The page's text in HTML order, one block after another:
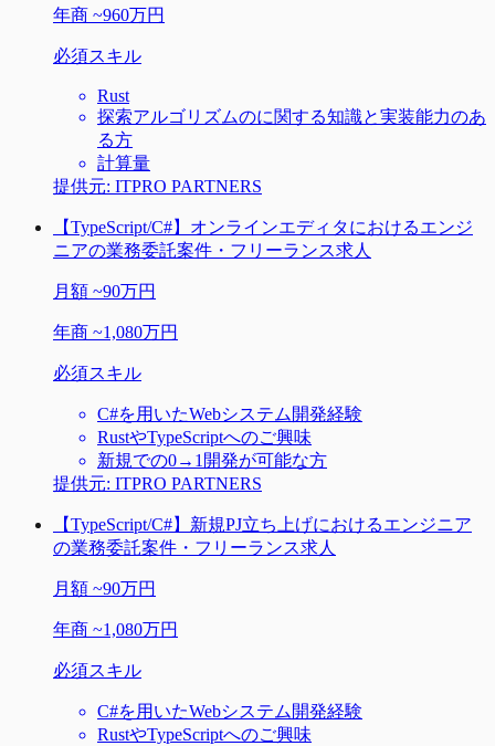
年商 ~960万円
必須スキル
Rust
探索アルゴリズムのに関する知識と実装能力のあ
る方
計算量
提供元: ITPRO PARTNERS
【TypeScript/C#】オンラインエディタにおけるエンジ
ニアの業務委託案件・フリーランス求人
月額 ~90万円
年商 ~1,080万円
必須スキル
C#を用いたWebシステム開発経験
RustやTypeScriptへのご興味
新規での0→1開発が可能な方
提供元: ITPRO PARTNERS
【TypeScript/C#】新規PJ立ち上げにおけるエンジニア
の業務委託案件・フリーランス求人
月額 ~90万円
年商 ~1,080万円
必須スキル
C#を用いたWebシステム開発経験
RustやTypeScriptへのご興味